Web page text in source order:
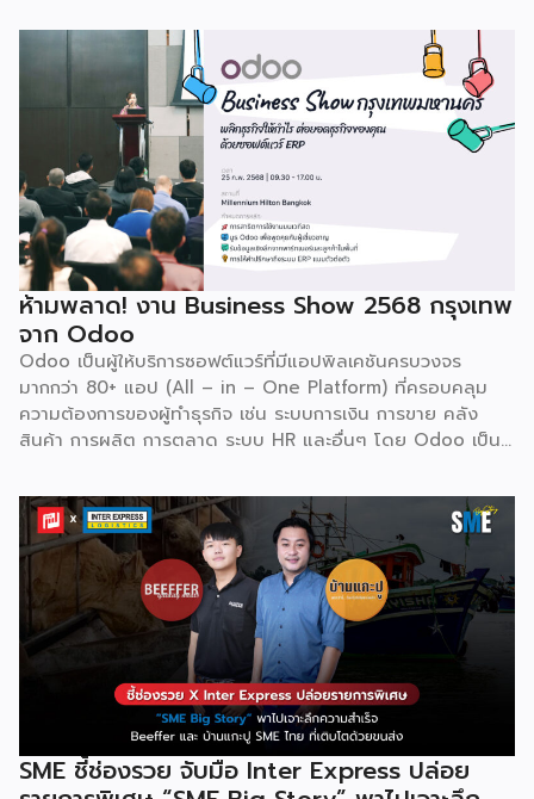
เบลเยี่ยมให้บริการใน 19 แห่งทั่วโลก รวมถึงสหรัฐอเมริกา ฮ่องกง
อินโดนีเซีย และดูไบ ปัจจุบัน Odoo ให้บริการผู้ใช้งานในไทย
มากกว่า 4 แสนราย และมีผู้ใช้งานมากกว่า 6 ล้านคนทั่วเอเชีย ปีนี้
Odoo กลับมาจัดงาน Business Roadshow 2568 ภายใต้
Concept พลิกธุรกิจให้กำไร ต่อยอดธุรกิจของคุณด้วย
ซอฟต์แวร์ ERP ที่มาปลดล็อกทุกธุรกิจในประเทศไทยผ่านการนำ
เทคโนโลยีใหม่สุดล้ำ ยกระดับองค์กรของคุณไปสู่ระบบดิจิทัล
พร้อมกับโอกาสที่จะได้เข้ามาเป็นพาร์ทเนอร์ระดับมืออาชีพร่วมกับ
Odoo […]
ห้ามพลาด! งาน Business Show 2568 กรุงเทพ
จาก Odoo
Odoo เป็นผู้ให้บริการซอฟต์แวร์ที่มีแอปพิลเคชันครบวงจร
มากกว่า 80+ แอป (All – in – One Platform) ที่ครอบคลุม
ความต้องการของผู้ทำธุรกิจ เช่น ระบบการเงิน การขาย คลัง
สินค้า การผลิต การตลาด ระบบ HR และอื่นๆ โดย Odoo เป็นผู้
เบลเยี่ยมให้บริการใน 19 แห่งทั่วโลก รวมถึงสหรัฐอเมริกา ฮ่องกง
อินโดนีเซีย และดูไบ ปัจจุบัน Odoo ให้บริการผู้ใช้งานในไทย
มากกว่า 4 แสนราย และมีผู้ใช้งานมากกว่า 6 ล้านคนทั่วเอเชีย ปีนี้
Odoo กลับมาจัดงาน Business Roadshow 2568 ภายใต้
Concept พลิกธุรกิจให้กำไร ต่อยอดธุรกิจของคุณด้วย
ซอฟต์แวร์ ERP ที่มาปลดล็อกทุกธุรกิจในประเทศไทยผ่านการนำ
เทคโนโลยีใหม่สุดล้ำ ยกระดับองค์กรของคุณไปสู่ระบบดิจิทัล
พร้อมกับโอกาสที่จะได้เข้ามาเป็นพาร์ทเนอร์ระดับมืออาชีพร่วมกับ
SME ชี้ช่องรวย จับมือ Inter Express ปล่อย